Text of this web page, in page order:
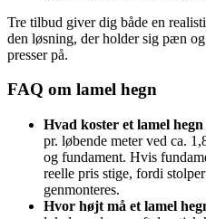
Tre tilbud giver dig både en
den løsning, der holder sig pæn
presser på.
FAQ om lamel hegn
Hvad koster et lamel
pr. løbende meter ved ca.
og fundament. Hvis
reelle pris stige, fordi
genmonteres.
Hvor højt må et lamel